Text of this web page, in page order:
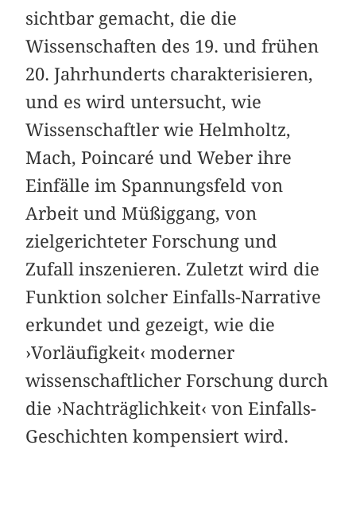
sichtbar gemacht, die die
Wissenschaften des 19. und frühen
20. Jahrhunderts charakterisieren,
und es wird untersucht, wie
Wissenschaftler wie Helmholtz,
Mach, Poincaré und Weber ihre
Einfälle im Spannungsfeld von
Arbeit und Müßiggang, von
zielgerichteter Forschung und
Zufall inszenieren. Zuletzt wird die
Funktion solcher Einfalls-Narrative
erkundet und gezeigt, wie die
›Vorläufigkeit‹ moderner
wissenschaftlicher Forschung durch
die ›Nachträglichkeit‹ von Einfalls-
Geschichten kompensiert wird.